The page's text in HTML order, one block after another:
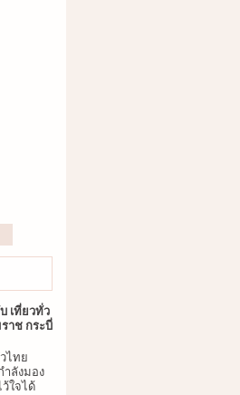
เที่ยวทั่ว
าช กระบี่
ไทย
ลังมอง
ใจได้